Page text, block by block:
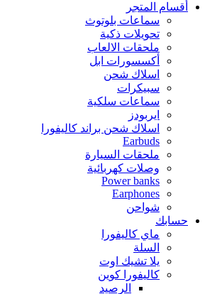
أقسام المتجر
سماعات بلوتوث
تحويلات ذكية
ملحقات الالعاب
أكسسورات ابل
اسلاك شحن
سبيكرات
سماعات سلكية
ايربودز
اسلاك شحن براند كاليفورا
Earbuds
ملحقات السيارة
وصلات كهربائية
Power banks
Earphones
شواحن
حسابك
ماي كاليفورا
السلة
يلا تشيك اوت
كاليفورا كوين
الرصيد